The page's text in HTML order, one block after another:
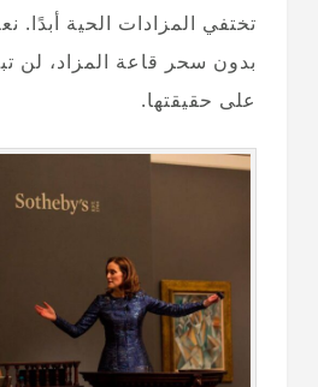
تختفي المزادات الحية أبدًا.
على حقيقتها.